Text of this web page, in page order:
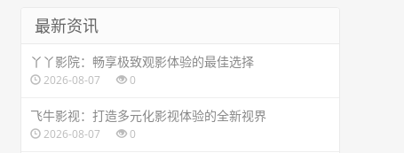
最新资讯
丫丫影院：畅享极致观影体验的最佳选择
2026-08-07 0
飞牛影视：打造多元化影视体验的全新视界
2026-08-07 0